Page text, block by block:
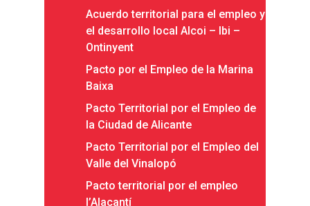
Acuerdo territorial para el empleo y
el desarrollo local Alcoi – Ibi –
Ontinyent
Pacto por el Empleo de la Marina
Baixa
Pacto Territorial por el Empleo de
la Ciudad de Alicante
Pacto Territorial por el Empleo del
Valle del Vinalopó
Pacto territorial por el empleo
l’Alacantí